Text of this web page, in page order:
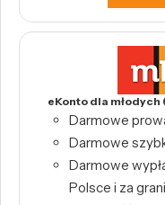
eKonto dla młodych
Darmowe
Darmowe
Darmowe
Polsce i za